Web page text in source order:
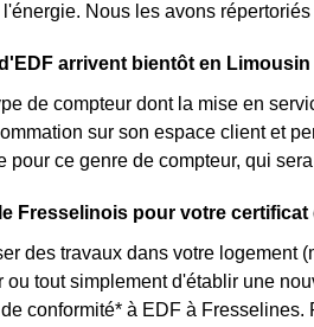
Nous les avons
arrivent bientôt en Limousin
de compteur dont la mise en
sur son espace client et
pour ce genre de compteur, qui
Fresselinois pour votre
des travaux dans votre logement
ou tout simplement d'établir une
conformité* à EDF à